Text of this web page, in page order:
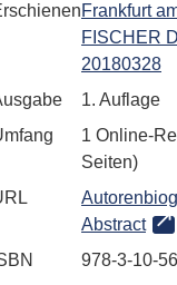
Frankfurt
FISCHER
20180328
1. Auflage
1 Online-
Seiten)
Abstract
978-3-10-